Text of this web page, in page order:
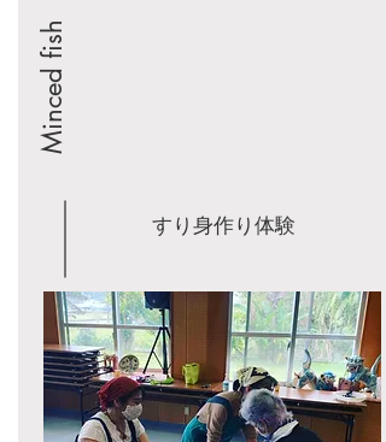
Minced fish
すり身作り体験